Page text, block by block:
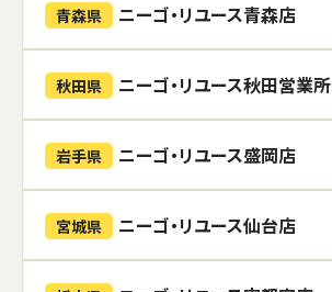
青森県 ニーゴ・リユース青森店
秋田県 ニーゴ・リユース秋田営業所
岩手県 ニーゴ・リユース盛岡店
宮城県 ニーゴ・リユース仙台店